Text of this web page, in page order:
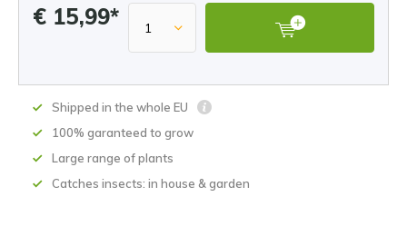
€ 15,99*
Shipped in the whole EU
100% garanteed to grow
Large range of plants
Catches insects: in house & garden